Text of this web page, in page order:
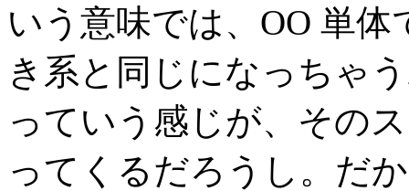
いう意味では、OO 単
き系と同じになっちゃ
っていう感じが、その
ってくるだろうし。だ